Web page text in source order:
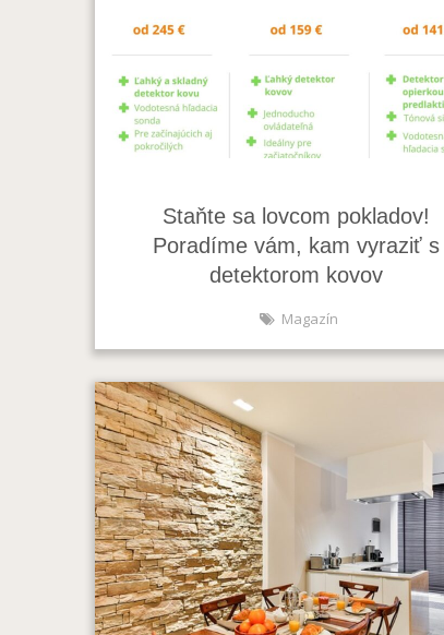
Staňte sa lovcom pokladov!
Poradíme vám, kam vyraziť s
detektorom kovov
Magazín